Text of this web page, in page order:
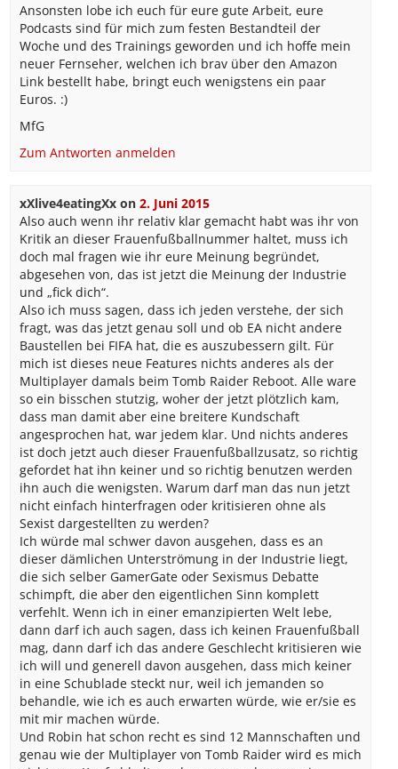
Ansonsten lobe ich euch für eure gute Arbeit, eure
Podcasts sind für mich zum festen Bestandteil der
Woche und des Trainings geworden und ich hoffe mein
neuer Fernseher, welchen ich brav über den Amazon
Link bestellt habe, bringt euch wenigstens ein paar
Euros. :)
MfG
Zum Antworten anmelden
xXlive4eatingXxon 2. Juni 2015
Also auch wenn ihr relativ klar gemacht habt was ihr von
Kritik an dieser Frauenfußballnummer haltet, muss ich
doch mal fragen wie ihr eure Meinung begründet,
abgesehen von, das ist jetzt die Meinung der Industrie
und „fick dich“.
Also ich muss sagen, dass ich jeden verstehe, der sich
fragt, was das jetzt genau soll und ob EA nicht andere
Baustellen bei FIFA hat, die es auszubessern gilt. Für
mich ist dieses neue Features nichts anderes als der
Multiplayer damals beim Tomb Raider Reboot. Alle ware
so ein bisschen stutzig, woher der jetzt plötzlich kam,
dass man damit aber eine breitere Kundschaft
angesprochen hat, war jedem klar. Und nichts anderes
ist doch jetzt auch dieser Frauenfußballzusatz, so richtig
gefordet hat ihn keiner und so richtig benutzen werden
ihn auch die wenigsten. Warum darf man das nun jetzt
nicht einfach hinterfragen oder kritisieren ohne als
Sexist dargestellten zu werden?
Ich würde mal schwer davon ausgehen, dass es an
dieser dämlichen Unterströmung in der Industrie liegt,
die sich selber GamerGate oder Sexismus Debatte
schimpft, die aber den eigentlichen Sinn komplett
verfehlt. Wenn ich in einer emanzipierten Welt lebe,
dann darf ich auch sagen, dass ich keinen Frauenfußball
mag, dann darf ich das andere Geschlecht kritisieren wie
ich will und generell davon ausgehen, dass mich keiner
in eine Schublade steckt nur, weil ich jemanden so
behandle, wie ich es auch erwarten würde, wie er/sie es
mit mir machen würde.
Und Robin hat schon recht es sind 12 Mannschaften und
genau wie der Multiplayer von Tomb Raider wird es mich